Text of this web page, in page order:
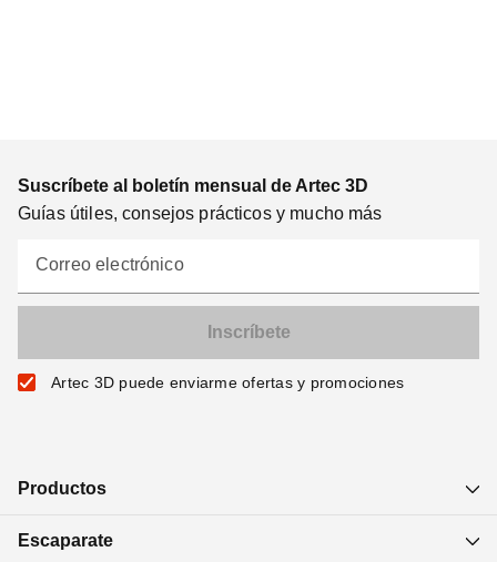
Suscríbete al boletín mensual de Artec 3D
Guías útiles, consejos prácticos y mucho más
Correo electrónico
Artec 3D puede enviarme ofertas y promociones
Productos
Escaparate